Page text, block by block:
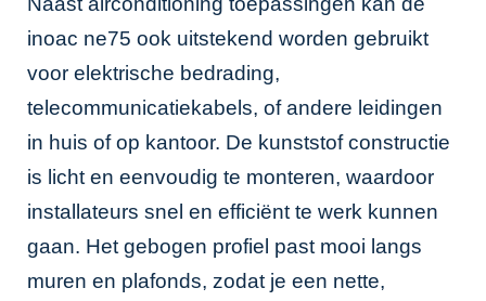
inoac ne75 ook uitstekend worden gebruikt
voor elektrische bedrading,
telecommunicatiekabels, of andere leidingen
in huis of op kantoor. De kunststof constructie
is licht en eenvoudig te monteren, waardoor
installateurs snel en efficiënt te werk kunnen
gaan. Het gebogen profiel past mooi langs
muren en plafonds, zodat je een nette,